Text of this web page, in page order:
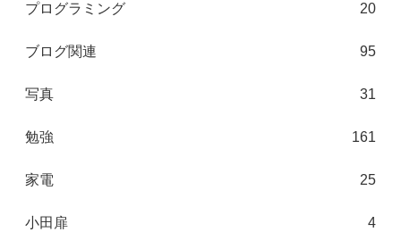
プログラミング 20
ブログ関連 95
写真 31
勉強 161
家電 25
小田扉 4